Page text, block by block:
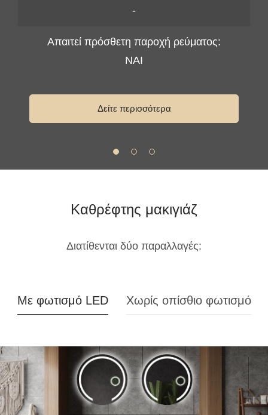
-
Απαιτεί πρόσθετη παροχή ρεύματος:
ΝΑΙ
Δείτε περισσότερα
Καθρέφτης μακιγιάζ
Διατίθενται δύο παραλλαγές:
Με φωτισμό LED Χωρίς οπίσθιο φωτισμό